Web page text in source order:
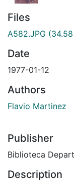
Files
A582.JPG (34.58
Date
1977-01-12
Authors
Flavio Martinez
Publisher
Biblioteca
Description